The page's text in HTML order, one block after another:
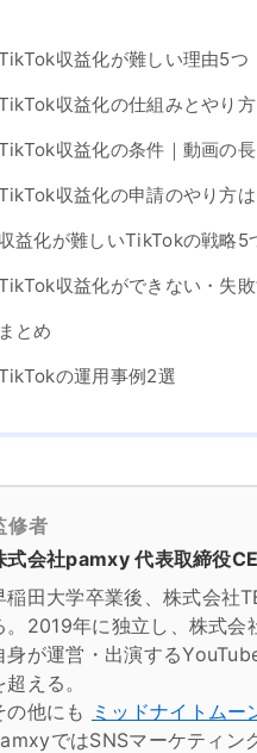
収益化が難しい理由5つ
収益化の仕組みとやり
収益化の条件｜動画の
収益化の申請のやり方は
収益化が難しいTikTokの戦略5
収益化ができない・失
まとめ
の運用事例2選
修者
式会社pamxy 代表取締役
稲田大学卒業後、株式会社
。2019年に独立し、株式会
身が運営・出演する
超える。
の他にも ミッドナイトムー
ではSNSマーケティン